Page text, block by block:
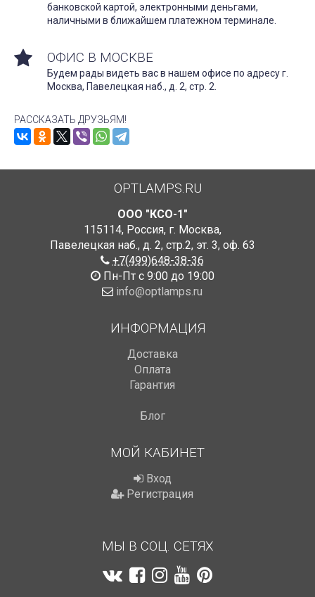
банковской картой, электронными деньгами,
наличными в ближайшем платежном терминале.
ОФИС В МОСКВЕ
Будем рады видеть вас в нашем офисе по адресу г.
Москва, Павелецкая наб., д. 2, стр. 2.
РАССКАЗАТЬ ДРУЗЬЯМ!
OPTLAMPS.RU
ООО "КСО-1"
115114, Россия, г. Москва,
Павелецкая наб., д. 2, стр.2, эт. 3, оф. 63
+7(499)648-38-36
Пн-Пт с 9:00 до 19:00
info@optlamps.ru
ИНФОРМАЦИЯ
Доставка
Оплата
Гарантия
Блог
МОЙ КАБИНЕТ
Вход
Регистрация
МЫ В СОЦ. СЕТЯХ